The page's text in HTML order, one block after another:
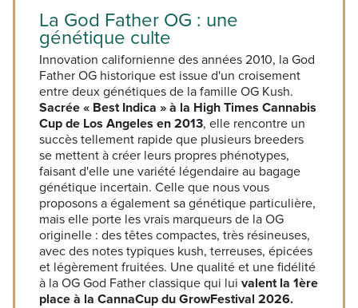
La God Father OG : une
génétique culte
Innovation californienne des années 2010, la God
Father OG historique est issue d'un croisement
entre deux génétiques de la famille OG Kush.
Sacrée « Best Indica » à la High Times Cannabis
Cup de Los Angeles en 2013, elle rencontre un
succès tellement rapide que plusieurs breeders
se mettent à créer leurs propres phénotypes,
faisant d'elle une variété légendaire au bagage
génétique incertain. Celle que nous vous
proposons a également sa génétique particulière,
mais elle porte les vrais marqueurs de la OG
originelle : des têtes compactes, très résineuses,
avec des notes typiques kush, terreuses, épicées
et légèrement fruitées. Une qualité et une fidélité
à la OG God Father classique qui lui valent la 1ère
place à la CannaCup du GrowFestival 2026.